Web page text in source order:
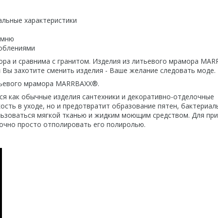
характеристики
и сравнима с гранитом. Изделия из литьевого мрамора
захотите сменить изделия - Ваше желание следовать моде.
мрамора MARRBAXX®.
как обычные изделия сантехники и декоративно-отделочные
в уходе, но и предотвратит образование пятен,
мягкой тканью и жидким моющим средством. Для
просто отполировать его полиролью.